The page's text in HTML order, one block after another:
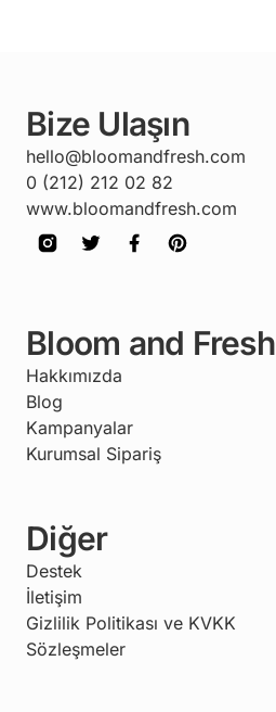
Bize Ulaşın
hello@bloomandfresh.com
0 (212) 212 02 82
www.bloomandfresh.com
Bloom and Fresh
Hakkımızda
Blog
Kampanyalar
Kurumsal Sipariş
Diğer
Destek
İletişim
Gizlilik Politikası ve KVKK
Sözleşmeler